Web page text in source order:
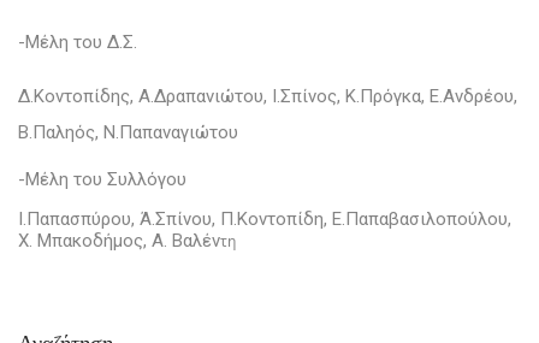
-Μέλη του Δ.Σ.
Δ.Κοντοπίδης, Α.Δραπανιώτου, Ι.Σπίνος, Κ.Πρόγκα, E.Ανδρέου,
Β.Παληός, N.Παπαναγιώτου
-Μέλη του Συλλόγου
Ι.Παπασπύρου, Ά.Σπίνου, Π.Κοντοπίδη, Ε.Παπαβασιλοπούλου,
Χ. Μπακοδήμος, Α. Βαλέντη